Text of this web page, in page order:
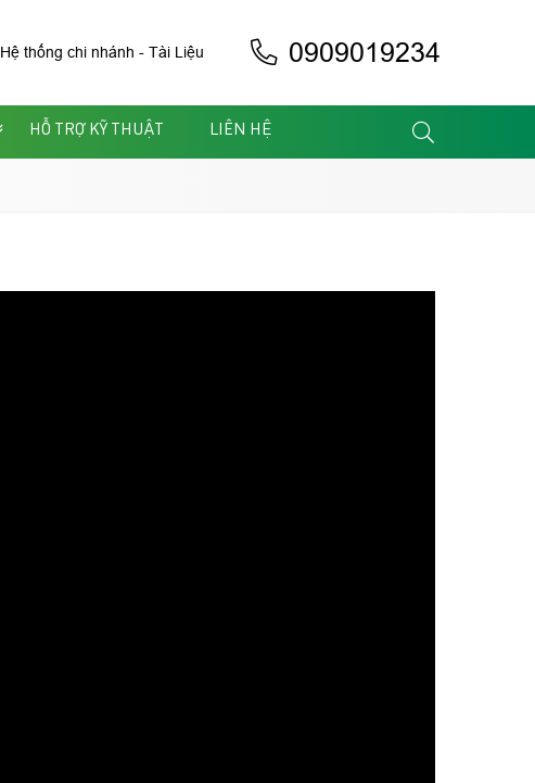
Hệ thống chi nhánh - Tài Liệu 0909019234
HỖ TRỢ KỸ THUẬT LIÊN HỆ